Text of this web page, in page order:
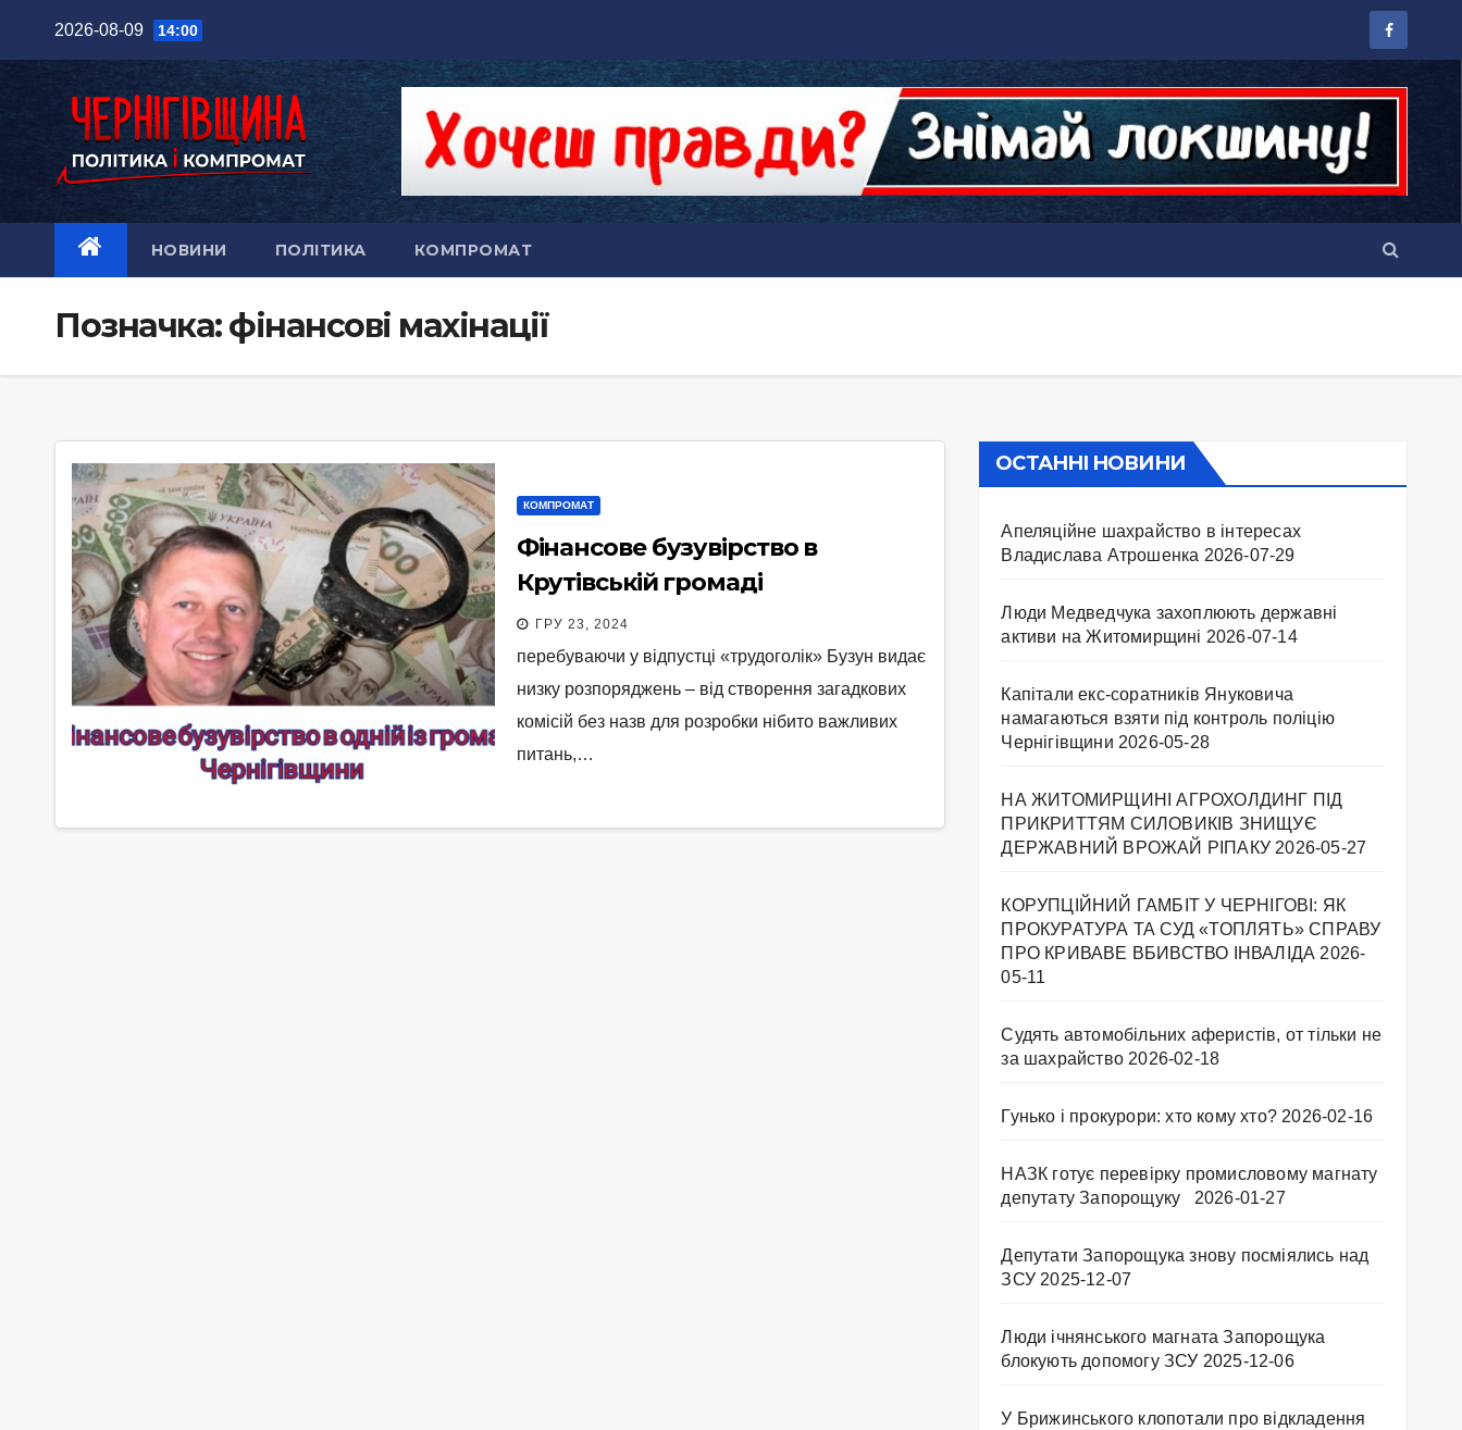
2026-08-09 14:00
НОВИНИ ПОЛІТИКА КОМПРОМАТ
Позначка:фінансові махінації
КОМПРОМАТ
Фінансове бузувірство в
Крутівській громаді
ГРУ 23, 2024
перебуваючи у відпустці «трудоголік» Бузун видає
низку розпоряджень – від створення загадкових
комісій без назв для розробки нібито важливих
питань,…
ОСТАННІ НОВИНИ
Апеляційне шахрайство в інтересах
Владислава Атрошенка 2026-07-29
Люди Медведчука захоплюють державні
активи на Житомирщині 2026-07-14
Капітали екс-соратників Януковича
намагаються взяти під контроль поліцію
Чернігівщини 2026-05-28
НА ЖИТОМИРЩИНІ АГРОХОЛДИНГ ПІД
ПРИКРИТТЯМ СИЛОВИКІВ ЗНИЩУЄ
ДЕРЖАВНИЙ ВРОЖАЙ РІПАКУ ​ 2026-05-27
КОРУПЦІЙНИЙ ГАМБІТ У ЧЕРНІГОВІ: ЯК
ПРОКУРАТУРА ТА СУД «ТОПЛЯТЬ» СПРАВУ
ПРО КРИВАВЕ ВБИВСТВО ІНВАЛІДА 2026-
05-11
Судять автомобільних аферистів, от тільки не
за шахрайство 2026-02-18
Гунько і прокурори: хто кому хто? 2026-02-16
НАЗК готує перевірку промисловому магнату
депутату Запорощуку
2026-01-27
Депутати Запорощука знову посміялись над
ЗСУ 2025-12-07
Люди ічнянського магната Запорощука
блокують допомогу ЗСУ 2025-12-06
У Брижинського клопотали про відкладення